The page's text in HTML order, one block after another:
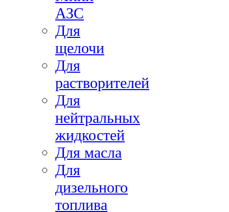
АЗС
Для
щелочи
Для
растворителей
Для
нейтральных
жидкостей
Для масла
Для
дизельного
топлива